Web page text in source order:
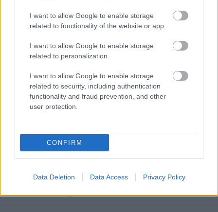
I want to allow Google to enable storage
related to functionality of the website or app.
I want to allow Google to enable storage
related to personalization.
I want to allow Google to enable storage
related to security, including authentication
functionality and fraud prevention, and other
user protection.
CONFIRM
Data Deletion Data Access Privacy Policy
Balatonfüredi toplista - a legjobb
helyek
ilovebalaton.hu•2015. június 24. 0